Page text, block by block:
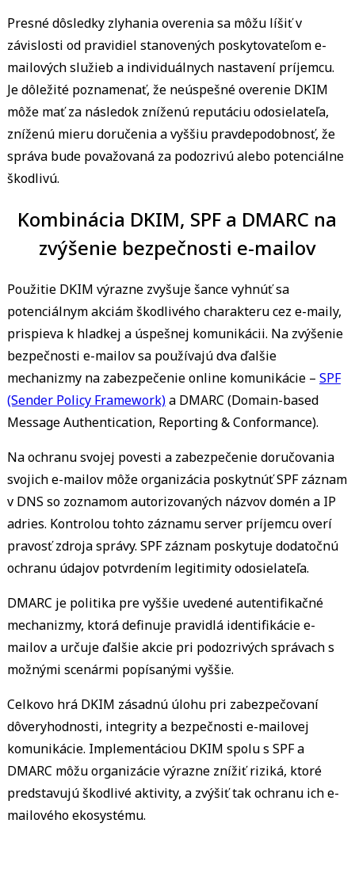
Presné dôsledky zlyhania overenia sa môžu líšiť v
závislosti od pravidiel stanovených poskytovateľom e-
mailových služieb a individuálnych nastavení príjemcu.
Je dôležité poznamenať, že neúspešné overenie DKIM
môže mať za následok zníženú reputáciu odosielateľa,
zníženú mieru doručenia a vyššiu pravdepodobnosť, že
správa bude považovaná za podozrivú alebo potenciálne
škodlivú.
Kombinácia DKIM, SPF a DMARC na
zvýšenie bezpečnosti e-mailov
Použitie DKIM výrazne zvyšuje šance vyhnúť sa
potenciálnym akciám škodlivého charakteru cez e-maily,
prispieva k hladkej a úspešnej komunikácii. Na zvýšenie
bezpečnosti e-mailov sa používajú dva ďalšie
mechanizmy na zabezpečenie online komunikácie – SPF
(Sender Policy Framework)a DMARC (Domain-based
Message Authentication, Reporting & Conformance).
Na ochranu svojej povesti a zabezpečenie doručovania
svojich e-mailov môže organizácia poskytnúť SPF záznam
v DNS so zoznamom autorizovaných názvov domén a IP
adries. Kontrolou tohto záznamu server príjemcu overí
pravosť zdroja správy. SPF záznam poskytuje dodatočnú
ochranu údajov potvrdením legitimity odosielateľa.
DMARC je politika pre vyššie uvedené autentifikačné
mechanizmy, ktorá definuje pravidlá identifikácie e-
mailov a určuje ďalšie akcie pri podozrivých správach s
možnými scenármi popísanými vyššie.
Celkovo hrá DKIM zásadnú úlohu pri zabezpečovaní
dôveryhodnosti, integrity a bezpečnosti e-mailovej
komunikácie. Implementáciou DKIM spolu s SPF a
DMARC môžu organizácie výrazne znížiť riziká, ktoré
predstavujú škodlivé aktivity, a zvýšiť tak ochranu ich e-
mailového ekosystému.